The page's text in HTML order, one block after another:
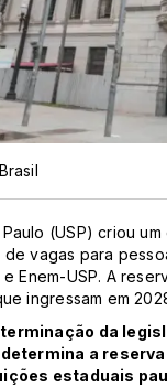
(USP) criou
vagas para
Enem-USP. A
ingressam em
da
determina a
estaduais